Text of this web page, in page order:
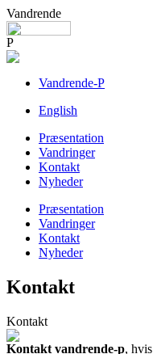
Vandrende
P
Vandrende-P
English
Præsentation
Vandringer
Kontakt
Nyheder
Præsentation
Vandringer
Kontakt
Nyheder
Kontakt
Kontakt
Kontakt vandrende-p,